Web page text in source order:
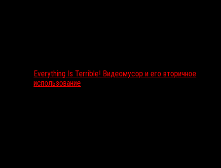
Everything Is Terrible! Видеомусор и его вторичное
использование